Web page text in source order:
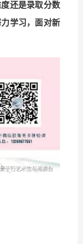
还是录取分数
学习，面对新